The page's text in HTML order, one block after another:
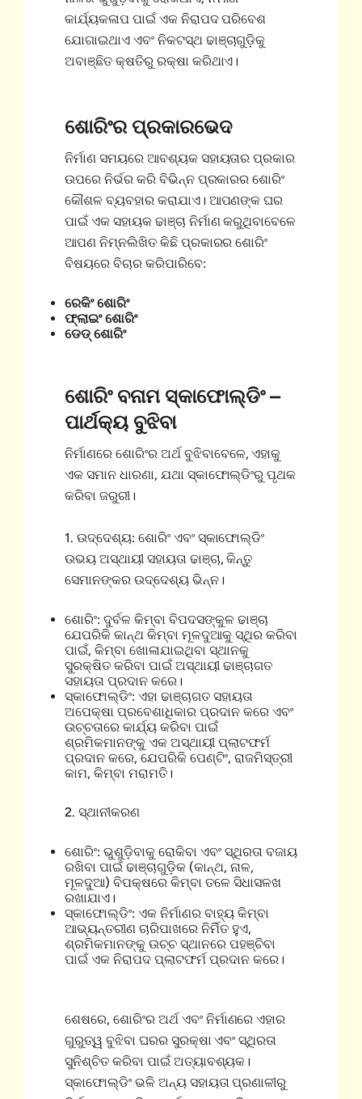
କାର୍ଯ୍ୟକଳାପ ପାଇଁ ଏକ ନିରାପଦ ପରିବେଶ
ଯୋଗାଇଥାଏ ଏବଂ ନିକଟସ୍ଥ ଢାଞ୍ଚାଗୁଡ଼ିକୁ
ଅବାଞ୍ଛିତ କ୍ଷତିରୁ ରକ୍ଷା କରିଥାଏ।
ଶୋରିଂର ପ୍ରକାରଭେଦ
ନିର୍ମାଣ ସମୟରେ ଆବଶ୍ୟକ ସହାୟତାର ପ୍ରକାର
ଉପରେ ନିର୍ଭର କରି ବିଭିନ୍ନ ପ୍ରକାରର ଶୋରିଂ
କୌଶଳ ବ୍ୟବହାର କରାଯାଏ। ଆପଣଙ୍କ ଘର
ପାଇଁ ଏକ ସହାୟକ ଢାଞ୍ଚା ନିର୍ମାଣ କରୁଥିବାବେଳେ
ଆପଣ ନିମ୍ନଲିଖିତ କିଛି ପ୍ରକାରର ଶୋରିଂ
ବିଷୟରେ ବିଚାର କରିପାରିବେ:
ରେକିଂ ଶୋରିଂ
ଫ୍ଲାଇଂ ଶୋରିଂ
ଡେଡ୍ ଶୋରିଂ
ଶୋରିଂ ବନାମ ସ୍କାଫୋଲ୍ଡିଂ –
ପାର୍ଥକ୍ୟ ବୁଝିବା
ନିର୍ମାଣରେ ଶୋରିଂର ଅର୍ଥ ବୁଝିବାବେଳେ, ଏହାକୁ
ଏକ ସମାନ ଧାରଣା, ଯଥା ସ୍କାଫୋଲ୍ଡିଂରୁ ପୃଥକ
କରିବା ଜରୁରୀ।
1. ଉଦ୍ଦେଶ୍ୟ: ଶୋରିଂ ଏବଂ ସ୍କାଫୋଲ୍ଡିଂ
ଉଭୟ ଅସ୍ଥାୟୀ ସହାୟତା ଢାଞ୍ଚା, କିନ୍ତୁ
ସେମାନଙ୍କର ଉଦ୍ଦେଶ୍ୟ ଭିନ୍ନ।
ଶୋରିଂ: ଦୁର୍ବଳ କିମ୍ବା ବିପଦସଙ୍କୁଳ ଢାଞ୍ଚା
ଯେପରିକି କାନ୍ଥ କିମ୍ବା ମୂଳଦୁଆକୁ ସ୍ଥିର କରିବା
ପାଇଁ, କିମ୍ବା ଖୋଳାଯାଇଥିବା ସ୍ଥାନକୁ
ସୁରକ୍ଷିତ କରିବା ପାଇଁ ଅସ୍ଥାୟୀ ଢାଞ୍ଚାଗତ
ସହାୟତା ପ୍ରଦାନ କରେ।
ସ୍କାଫୋଲ୍ଡିଂ: ଏହା ଢାଞ୍ଚାଗତ ସହାୟତା
ଅପେକ୍ଷା ପ୍ରବେଶାଧିକାର ପ୍ରଦାନ କରେ ଏବଂ
ଉଚ୍ଚତାରେ କାର୍ଯ୍ୟ କରିବା ପାଇଁ
ଶ୍ରମିକମାନଙ୍କୁ ଏକ ଅସ୍ଥାୟୀ ପ୍ଲାଟଫର୍ମ
ପ୍ରଦାନ କରେ, ଯେପରିକି ପେଣ୍ଟିଂ, ରାଜମିସ୍ତ୍ରୀ
କାମ, କିମ୍ବା ମରାମତି।
2. ସ୍ଥାନୀକରଣ
ଶୋରିଂ: ଭୁଶୁଡ଼ିବାକୁ ରୋକିବା ଏବଂ ସ୍ଥିରତା ବଜାୟ
ରଖିବା ପାଇଁ ଢାଞ୍ଚାଗୁଡ଼ିକ (କାନ୍ଥ, ନାଳ,
ମୂଳଦୁଆ) ବିପକ୍ଷରେ କିମ୍ବା ତଳେ ସିଧାସଳଖ
ରଖାଯାଏ।
ସ୍କାଫୋଲ୍ଡିଂ: ଏକ ନିର୍ମାଣର ବାହ୍ୟ କିମ୍ବା
ଆଭ୍ୟନ୍ତରୀଣ ଚାରିପାଖରେ ନିର୍ମିତ ହୁଏ,
ଶ୍ରମିକମାନଙ୍କୁ ଉଚ୍ଚ ସ୍ଥାନରେ ପହଞ୍ଚିବା
ପାଇଁ ଏକ ନିରାପଦ ପ୍ଲାଟଫର୍ମ ପ୍ରଦାନ କରେ।
ଶେଷରେ, ଶୋରିଂର ଅର୍ଥ ଏବଂ ନିର୍ମାଣରେ ଏହାର
ଗୁରୁତ୍ୱ ବୁଝିବା ଘରର ସୁରକ୍ଷା ଏବଂ ସ୍ଥିରତା
ସୁନିଶ୍ଚିତ କରିବା ପାଇଁ ଅତ୍ୟାବଶ୍ୟକ।
ସ୍କାଫୋଲ୍ଡିଂ ଭଳି ଅନ୍ୟ ସହାୟତା ପ୍ରଣାଳୀରୁ